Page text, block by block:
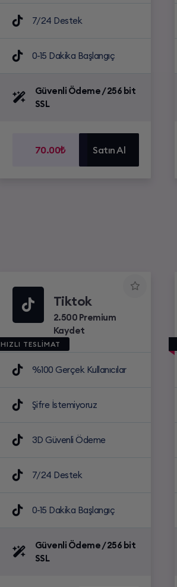
7/24 Destek
0-15 Dakika Başlangıç
Güvenli Ödeme / 256 bit
SSL
70.00₺ Satın Al
Tiktok
2.500 Premium
Kaydet
HIZLI TESLİMAT
%100 Gerçek Kullanıcılar
Şifre İstemiyoruz
3D Güvenli Ödeme
7/24 Destek
0-15 Dakika Başlangıç
Güvenli Ödeme / 256 bit
SSL